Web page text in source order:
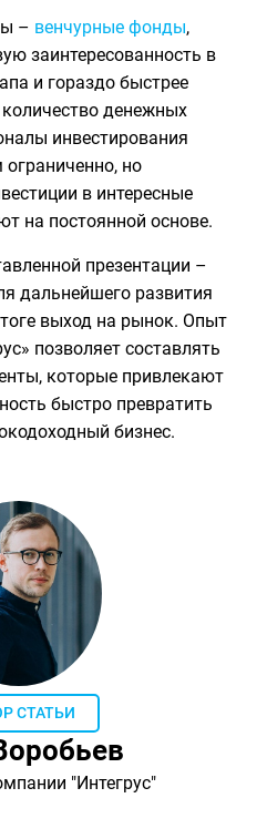
– венчурные фонды,
заинтересованность в
и гораздо быстрее
денежных
инвестирования
но
в интересные
на постоянной основе.
презентации –
дальнейшего развития
выход на рынок. Опыт
позволяет составлять
которые привлекают
быстро превратить
бизнес.
СТАТЬИ
"Интегрус"